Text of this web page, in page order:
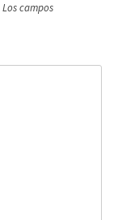
Los campos